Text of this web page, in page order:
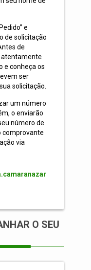
e
de solicitação
de
atentamente
e conheça os
ser
solicitação.
um número
o enviarão
número de
comprovante
via
O SEU